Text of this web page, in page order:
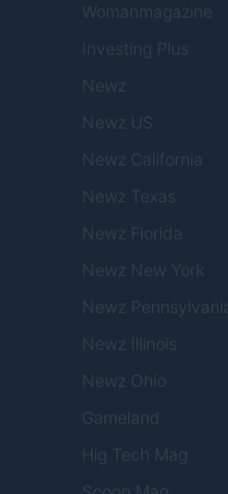
Womanmagazine
Investing Plus
Newz
Newz US
Newz California
Newz Texas
Newz Florida
Newz New York
Newz Pennsylvania
Newz Illinois
Newz Ohio
Gameland
Hig Tech Mag